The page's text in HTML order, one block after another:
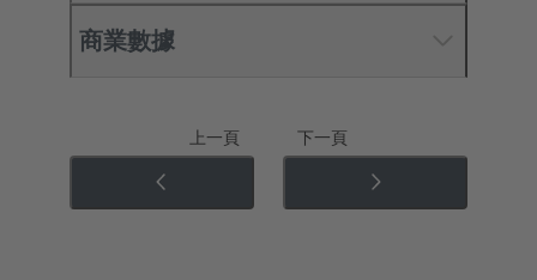
商業數據
上一頁 下一頁